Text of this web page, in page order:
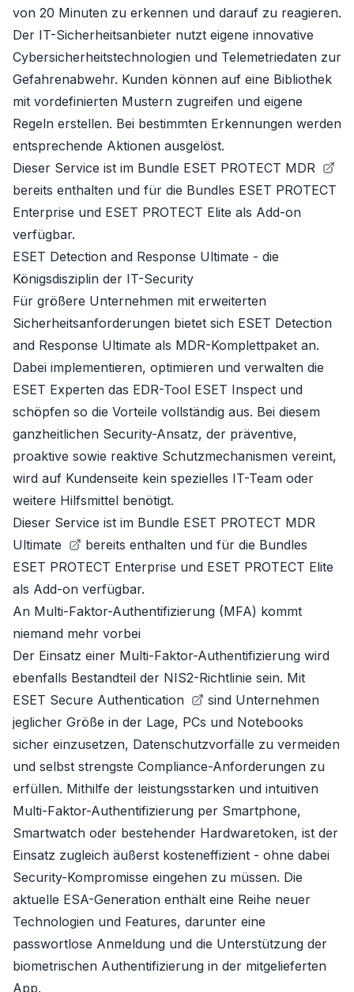
von 20 Minuten zu erkennen und darauf zu reagieren.
Der IT-Sicherheitsanbieter nutzt eigene innovative
Cybersicherheitstechnologien und Telemetriedaten zur
Gefahrenabwehr. Kunden können auf eine Bibliothek
mit vordefinierten Mustern zugreifen und eigene
Regeln erstellen. Bei bestimmten Erkennungen werden
entsprechende Aktionen ausgelöst.
Dieser Service ist im Bundle ESET PROTECT MDR
bereits enthalten und für die Bundles ESET PROTECT
Enterprise und ESET PROTECT Elite als Add-on
verfügbar.
ESET Detection and Response Ultimate - die
Königsdisziplin der IT-Security
Für größere Unternehmen mit erweiterten
Sicherheitsanforderungen bietet sich ESET Detection
and Response Ultimate als MDR-Komplettpaket an.
Dabei implementieren, optimieren und verwalten die
ESET Experten das EDR-Tool ESET Inspect und
schöpfen so die Vorteile vollständig aus. Bei diesem
ganzheitlichen Security-Ansatz, der präventive,
proaktive sowie reaktive Schutzmechanismen vereint,
wird auf Kundenseite kein spezielles IT-Team oder
weitere Hilfsmittel benötigt.
Dieser Service ist im Bundle ESET PROTECT MDR
Ultimate
bereits enthalten und für die Bundles
ESET PROTECT Enterprise und ESET PROTECT Elite
als Add-on verfügbar.
An Multi-Faktor-Authentifizierung (MFA) kommt
niemand mehr vorbei
Der Einsatz einer Multi-Faktor-Authentifizierung wird
ebenfalls Bestandteil der NIS2-Richtlinie sein. Mit
ESET Secure Authentication
sind Unternehmen
jeglicher Größe in der Lage, PCs und Notebooks
sicher einzusetzen, Datenschutzvorfälle zu vermeiden
und selbst strengste Compliance-Anforderungen zu
erfüllen. Mithilfe der leistungsstarken und intuitiven
Multi-Faktor-Authentifizierung per Smartphone,
Smartwatch oder bestehender Hardwaretoken, ist der
Einsatz zugleich äußerst kosteneffizient - ohne dabei
Security-Kompromisse eingehen zu müssen. Die
aktuelle ESA-Generation enthält eine Reihe neuer
Technologien und Features, darunter eine
passwortlose Anmeldung und die Unterstützung der
biometrischen Authentifizierung in der mitgelieferten
App.